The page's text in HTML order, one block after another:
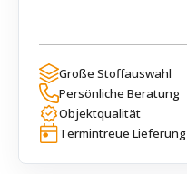
Große Stoffauswahl
Persönliche Beratung
Objektqualität
Termintreue Lieferung